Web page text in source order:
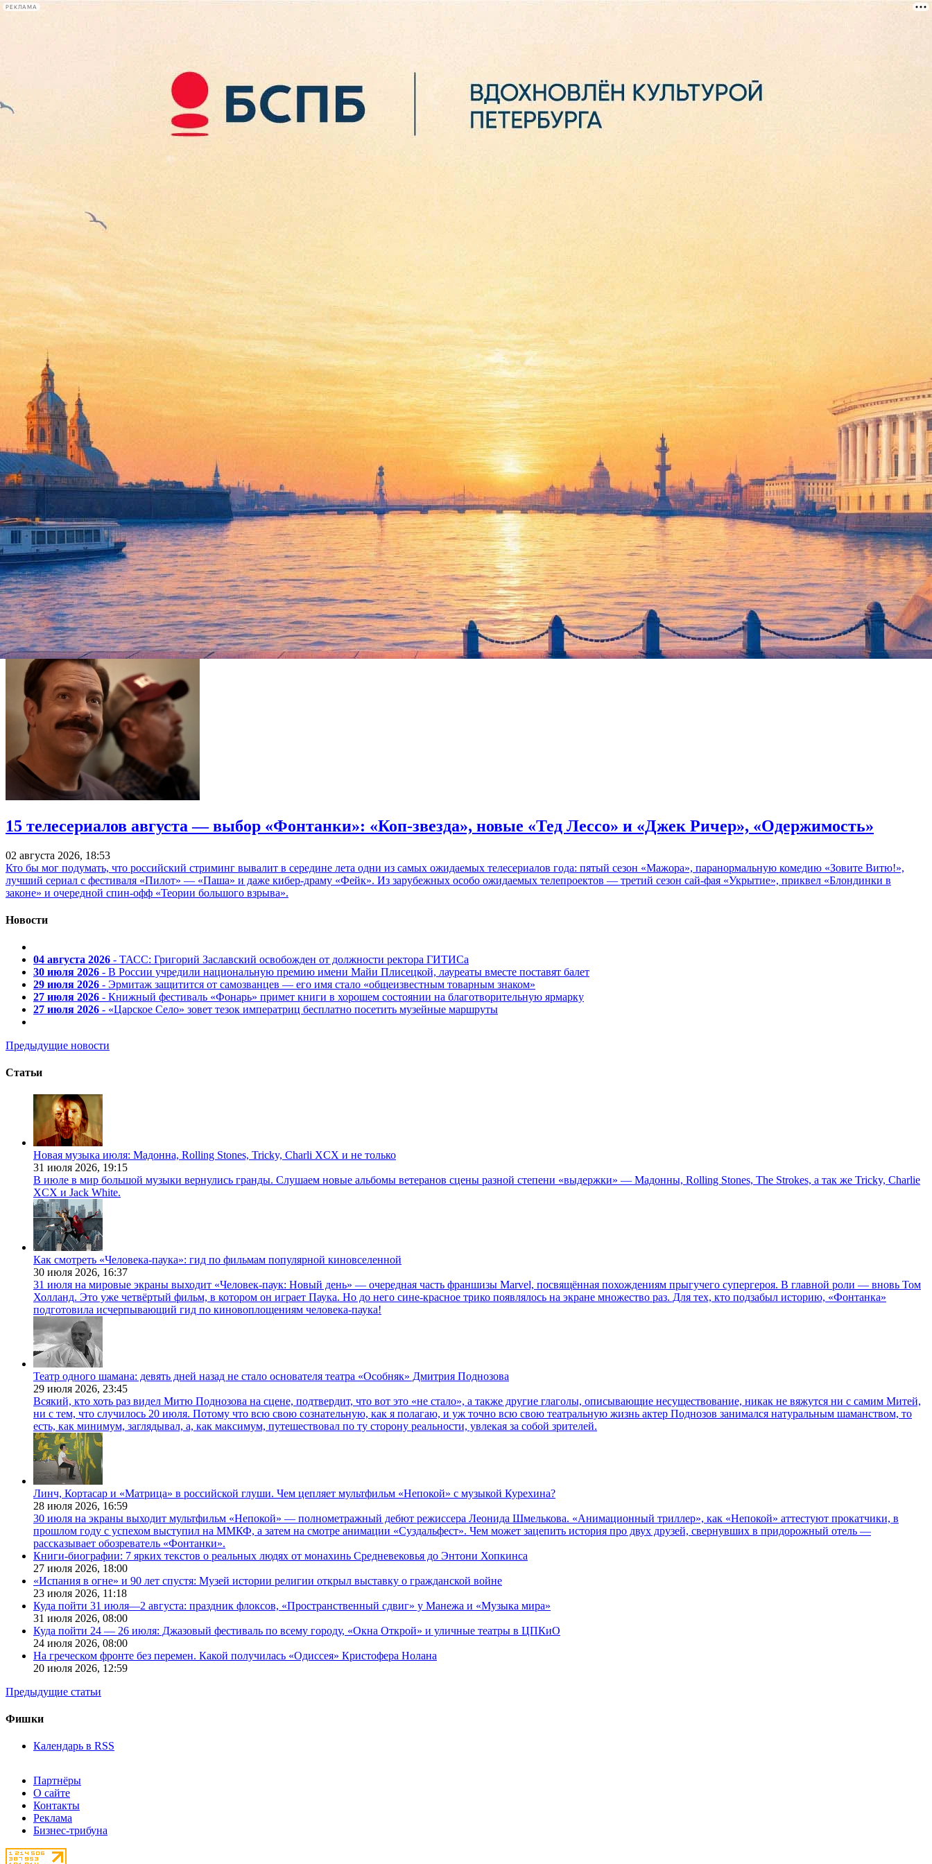
РЕКЛАМА
лекции
книги
Лидером североамериканского проката стал «Джек – покоритель великанов»
04 марта 2013,
Фильм «Джек – покоритель великанов» стал лидером кинопроката Северной Америки по итогам уикенда 1-3 марта, сообщает Agence France-Presse. В премьерные выходные приключенческий
фильм с Николасом Холтом в главной роли заработал 28 миллионов долларов.
Комедия Сета Гордона «Поймай толстуху, если сможешь» (оригинальное название — «Identity Thief») стала второй, собрав 9,7 миллиона долларов. «Поймай толстуху, если сможешь»
дебютировала во вторые выходные февраля на первом месте в североамериканском кинопрокате, а затем опустилась на второе место, а в последний уикенд зимы вновь вернулась на вершину
списка кассовых лидеров.
Еще одна комедия — «21 и старше» — дебютировала в североамериканском кинопрокате на третьем месте со сборами в 9 миллионов долларов. На миллион долларов меньше смогло
заработать «Последнее изгнание дьявола: Второе пришествие», премьера которого также состоялась на прошедшей неделе.
Замыкает пятерку самых кассовых фильмов США и Канады в первые выходные марта «Стукач» режиссера Рика Романа Во с Дуэйном«Скалой» Джонсоном в главной роли. «Стукач» собрал
7,7 миллиона долларов.
Источник:Лента.ру
15 телесериалов августа — выбор «Фонтанки»: «Коп-звезда», новые «Тед Лессо» и «Джек Ричер», «Одержимость»
02 августа 2026, 18:53
Кто бы мог подумать, что российский стриминг вывалит в середине лета одни из самых ожидаемых телесериалов года: пятый сезон «Мажора», паранормальную комедию «Зовите Витю!»,
лучший сериал с фестиваля «Пилот» — «Паша» и даже кибер-драму «Фейк». Из зарубежных особо ожидаемых телепроектов — третий сезон сай-фая «Укрытие», приквел «Блондинки в
законе» и очередной спин-офф «Теории большого взрыва».
Новости
04 августа 2026 - ТАСС: Григорий Заславский освобожден от должности ректора ГИТИСа
30 июля 2026 - В России учредили национальную премию имени Майи Плисецкой, лауреаты вместе поставят балет
29 июля 2026 - Эрмитаж защитится от самозванцев — его имя стало «общеизвестным товарным знаком»
27 июля 2026 - Книжный фестиваль «Фонарь» примет книги в хорошем состоянии на благотворительную ярмарку
27 июля 2026 - «Царское Село» зовет тезок императриц бесплатно посетить музейные маршруты
Предыдущие новости
Статьи
Новая музыка июля: Мадонна, Rolling Stones, Tricky, Charli XCX и не только
31 июля 2026, 19:15
В июле в мир большой музыки вернулись гранды. Слушаем новые альбомы ветеранов сцены разной степени «выдержки» — Мадонны, Rolling Stones, The Strokes, а так же Tricky, Charlie
XCX и Jack White.
Как смотреть «Человека-паука»: гид по фильмам популярной киновселенной
30 июля 2026, 16:37
31 июля на мировые экраны выходит «Человек-паук: Новый день» — очередная часть франшизы Marvel, посвящённая похождениям прыгучего супергероя. В главной роли — вновь Том
Холланд. Это уже четвёртый фильм, в котором он играет Паука. Но до него сине-красное трико появлялось на экране множество раз. Для тех, кто подзабыл историю, «Фонтанка»
подготовила исчерпывающий гид по киновоплощениям человека-паука!
Театр одного шамана: девять дней назад не стало основателя театра «Особняк» Дмитрия Поднозова
29 июля 2026, 23:45
Всякий, кто хоть раз видел Митю Поднозова на сцене, подтвердит, что вот это «не стало», а также другие глаголы, описывающие несуществование, никак не вяжутся ни с самим Митей,
ни с тем, что случилось 20 июля. Потому что всю свою сознательную, как я полагаю, и уж точно всю свою театральную жизнь актер Поднозов занимался натуральным шаманством, то
есть, как минимум, заглядывал, а, как максимум, путешествовал по ту сторону реальности, увлекая за собой зрителей.
Линч, Кортасар и «Матрица» в российской глуши. Чем цепляет мультфильм «Непокой» с музыкой Курехина?
28 июля 2026, 16:59
30 июля на экраны выходит мультфильм «Непокой» — полнометражный дебют режиссера Леонида Шмелькова. «Анимационный триллер», как «Непокой» аттестуют прокатчики, в
прошлом году с успехом выступил на ММКФ, а затем на смотре анимации «Суздальфест». Чем может зацепить история про двух друзей, свернувших в придорожный отель —
рассказывает обозреватель «Фонтанки».
Книги-биографии: 7 ярких текстов о реальных людях от монахинь Средневековья до Энтони Хопкинса
27 июля 2026, 18:00
«Испания в огне» и 90 лет спустя: Музей истории религии открыл выставку о гражданской войне
23 июля 2026, 11:18
Куда пойти 31 июля—2 августа: праздник флоксов, «Пространственный сдвиг» у Манежа и «Музыка мира»
31 июля 2026, 08:00
Куда пойти 24 — 26 июля: Джазовый фестиваль по всему городу, «Окна Открой» и уличные театры в ЦПКиО
24 июля 2026, 08:00
На греческом фронте без перемен. Какой получилась «Одиссея» Кристофера Нолана
20 июля 2026, 12:59
Предыдущие статьи
Фишки
Календарь в RSS
Партнёры
О сайте
Контакты
Реклама
Бизнес-трибуна